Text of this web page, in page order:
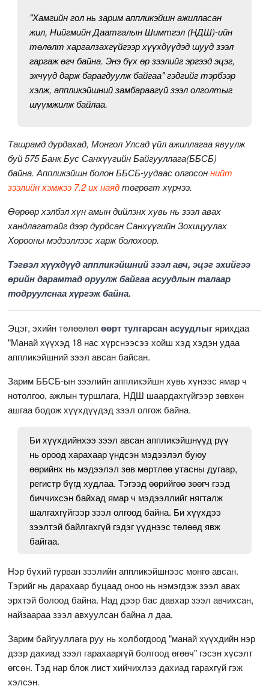
"Хамгийн гол нь зарим аппликэйшн ажилласан
жил, Нийгмийн Даатгалын Шимтгэл (НДШ)-ийн
төлөлт харгалзахгүйгээр хүүхдүүдэд шууд зээл
гаргаж өгч байна. Энэ бүх өр зээлийг эргээд эцэг,
эхчүүд дарж барагдуулж байгаа" гэдгийг тэрбээр
хэлж, аппликэйшний замбараагүй зээл олголтыг
шүүмжилж байлаа.
Ташрамд дурдахад, Монгол Улсад үйл ажиллагаа явуулж
буй 575 Банк Бус Санхүүгийн Байгууллага(ББСБ)
байна. Аппликэйшн болон ББСБ-уудаас олгосоннийт
зээлийн хэмжээ 7.2 их наядтөгрөгт хүрчээ.
Өөрөөр хэлбэл хүн амын дийлэнх хувь нь зээл авах
хандлагатайг дээр дурдсан Санхүүгийн Зохицуулах
Хорооны мэдээллээс харж болохоор.
Тэгвэл хүүхдүүд аппликэйшний зээл авч, эцэг эхийгээ
өрийн дарамтад оруулж байгаа асуудлын талаар
тодруулснаа хүргэж байна.
Эцэг, эхийн төлөөлөл өөрт тулгарсан асуудлыгярихдаа
"Манай хүүхэд 18 нас хүрснээсээ хойш хэд хэдэн удаа
аппликэйшний зээл авсан байсан.
Зарим ББСБ-ын зээлийн аппликэйшн хувь хүнээс ямар ч
нотолгоо, ажлын туршлага, НДШ шаардахгүйгээр зөвхөн
ашгаа бодож хүүхдүүдэд зээл олгож байна.
Би хүүхдийнхээ зээл авсан аппликэйшнүүд рүү
нь ороод харахаар үндсэн мэдээлэл буюу
өөрийнх нь мэдээлэл зөв мөртлөө утасны дугаар,
регистр бүгд худлаа. Тэгээд өөрийгөө зөөгч гээд
биччихсэн байхад ямар ч мэдээллийг нягталж
шалгахгүйгээр зээл олгоод байна. Би хүүхдээ
зээлтэй байлгахгүй гэдэг үүднээс төлөөд явж
байгаа.
Нэр бүхий гурван зээлийн аппликэйшнээс мөнгө авсан.
Тэрийг нь дарахаар буцаад оноо нь нэмэгдэж зээл авах
эрхтэй болоод байна. Над дээр бас давхар зээл авчихсан,
найзаараа зээл авхуулсан байна л даа.
Зарим байгууллага руу нь холбогдоод "манай хүүхдийн нэр
дээр дахиад зээл гарахааргүй болгоод өгөөч" гэсэн хүсэлт
өгсөн. Тэд нар блок лист хийчихлээ дахиад гарахгүй гэж
хэлсэн.